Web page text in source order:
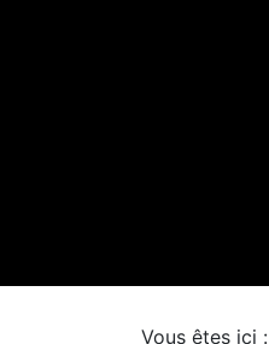
Vous êtes ici :